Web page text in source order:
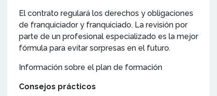
El contrato regulará los derechos y obligaciones
de franquiciador y franquiciado. La revisión por
parte de un profesional especializado es la mejor
fórmula para evitar sorpresas en el futuro.
Información sobre el plan de formación
Consejos prácticos